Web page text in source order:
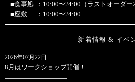
■食事処
：10:00〜24:00 （ラストオーダー
■座敷
：10:00〜24:00
新着情報 & イベ
2026年07月22日
8月はワークショップ開催！